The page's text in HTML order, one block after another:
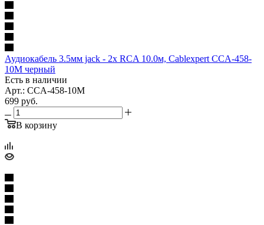
Аудиокабель 3.5мм jack - 2x RCA 10.0м, Cablexpert CCA-458-
10M черный
Есть в наличии
Арт.: CCA-458-10M
699 руб.
В корзину